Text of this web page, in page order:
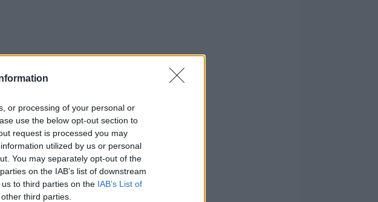
or processing of your personal or
use the below opt-out section to
request is processed you may
utilized by us or personal
You may separately opt-out of the
on the IAB’s list of downstream
to third parties on the IAB’s List of
third parties.